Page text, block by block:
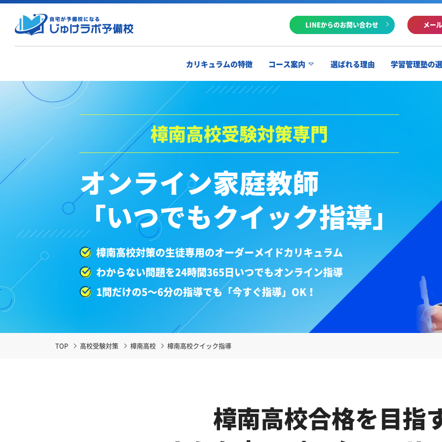
LINEからのお問い合わせ メー
カリキュラムの特徴 コース案内 選ばれる理由 学習管理塾の
樟南高校受験対策専門
オンライン家庭教師
「いつでもクイック指導」
樟南高校対策の生徒専用のオーダーメイドカリキュラム
わからない問題を24時間365日いつでもオンライン指導
1問だけの5～6分の指導でも「今すぐ指導」OK！
TOP 高校受験対策 樟南高校 樟南高校クイック指導
樟南高校合格を目指